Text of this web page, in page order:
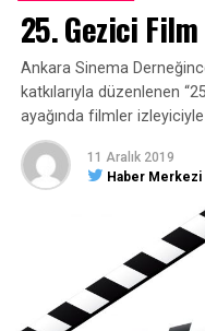
Facebook Yorumları
25. Gezici
Ankara Sinema
katkılarıyla düzenlenen
ayağında filmler
11 Aralık 2019
Haber Merkezi